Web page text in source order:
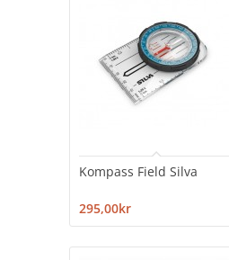
Kompass Field Silva
295,00kr